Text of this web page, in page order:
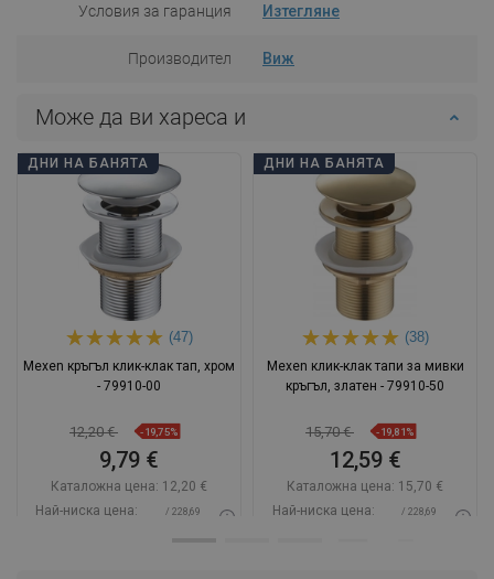
Условия за гаранция Изтегляне
Производител Виж
Може да ви хареса и
ДНИ НА БАНЯТА
(47)
Mexen кръгъл клик-клак тап, хром
- 79910-00
12,20 € -19,75%
9,79 €
Каталожна цена: 12,20 €
Най-ниска цена:
/ 228,69
ДНИ НА БАНЯТА
(38)
Mexen клик-клак тапи за мивки
кръгъл, златен - 79910-50
15,70 € -19,81%
12,59 €
Каталожна цена: 15,70 €
Най-ниска цена:
/ 228,69